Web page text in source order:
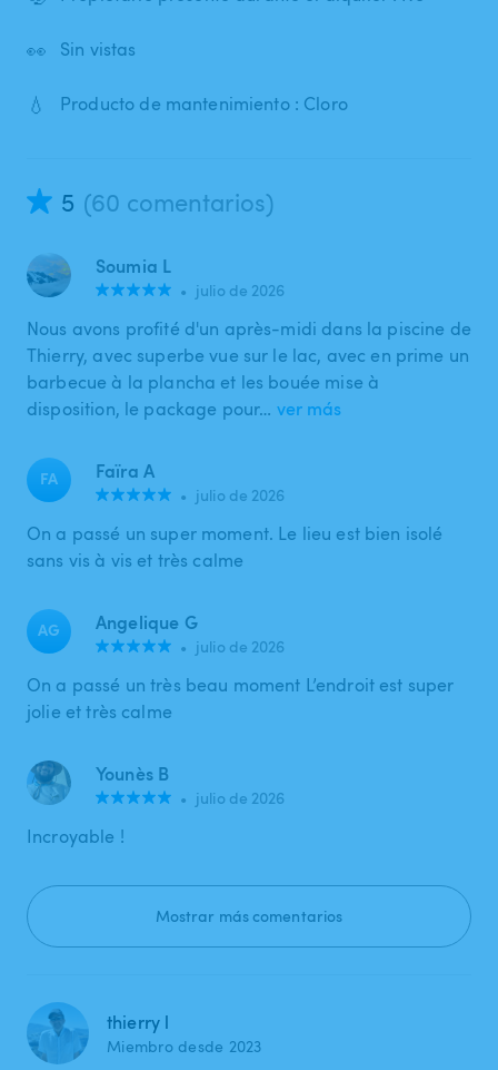
👀 Sin vistas
💧 Producto de mantenimiento : Cloro
5 (60 comentarios)
Soumia L
• julio de 2026
Nous avons profité d'un après-midi dans la piscine de
Thierry, avec superbe vue sur le lac, avec en prime un
barbecue à la plancha et les bouée mise à
disposition, le package pour… ver más
FA Faïra A
• julio de 2026
On a passé un super moment. Le lieu est bien isolé
sans vis à vis et très calme
AG Angelique G
• julio de 2026
On a passé un très beau moment L’endroit est super
jolie et très calme
Younès B
• julio de 2026
Incroyable !
Mostrar más comentarios
thierry l
Miembro desde 2023